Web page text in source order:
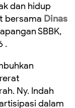
dan hidup
bersama Dinas
SBBK,
.
Ny. Indah
dalam